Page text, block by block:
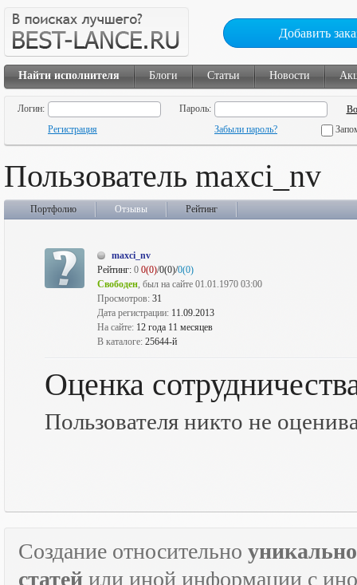
Добавить
Найти исполнителя Блоги Статьи Новости
Логин:
Пароль:
Регистрация
Забыли пароль?
Пользователь maxci_nv
Портфолио Отзывы Рейтинг
maxci_nv
Рейтинг: 0 0(0)/0(0)/0(0)
Свободен, был на сайте 01.01.1970 03:00
Просмотров: 31
Дата регистрации: 11.09.2013
На сайте: 12 года 11 месяцев
В каталоге: 25644-й
Оценка
Пользователя никто не
Создание относительно
статей или иной информации с